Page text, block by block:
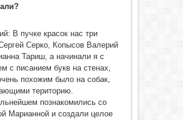
В пучке красок нас три
Серко, Копысов Валерий
Тариш, а начинали я с
с писанием букв на стенах,
похожим было на собак,
територию.
познакомились со
Марианной и создали целое